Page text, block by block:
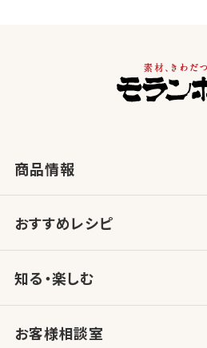
商品情報
おすすめレシピ
知る・楽しむ
お客様相談室